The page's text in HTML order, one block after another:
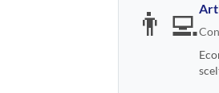
👨‍💻